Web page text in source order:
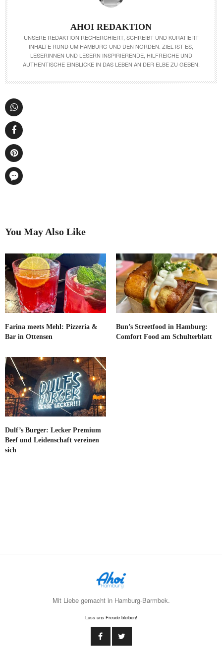
AHOI REDAKTION
UNSERE REDAKTION RECHERCHIERT, SCHREIBT UND KURATIERT
INHALTE RUND UM HAMBURG UND DEN NORDEN. ZIEL IST ES,
LESERINNEN UND LESERN INSPIRIERENDE, HILFREICHE UND
AUTHENTISCHE EINBLICKE IN DAS LEBEN AN DER ELBE ZU GEBEN.
You May Also Like
Farina meets Mehl: Pizzeria &
Bar in Ottensen
Bun’s Streetfood in Hamburg:
Comfort Food am Schulterblatt
Dulf’s Burger: Lecker Premium
Beef und Leidenschaft vereinen
sich
Mit Liebe gemacht in Hamburg-Barmbek.
Lass uns Freude bleiben!